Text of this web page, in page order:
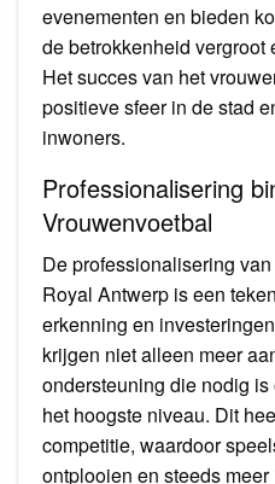
evenementen en bieden
de betrokkenheid vergroot
Het succes van het
positieve sfeer in de stad
inwoners.
Professionalisering
Vrouwenvoetbal
De professionalisering
Royal Antwerp is een
erkenning en
krijgen niet alleen meer
ondersteuning die nodig
het hoogste niveau. Dit
competitie, waardoor
ontplooien en steeds